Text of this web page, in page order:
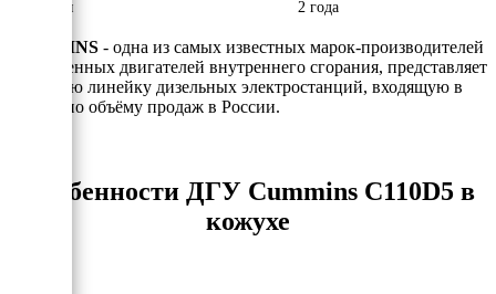
Гарантия
2 года
CUMMINS - одна из самых известных марок-производителей
одноименных двигателей внутреннего сгорания, представляет
Вам свою линейку дизельных электростанций, входящую в
ТОП-3 по объёму продаж в России.
Особенности ДГУ Cummins C110D5 в
кожухе